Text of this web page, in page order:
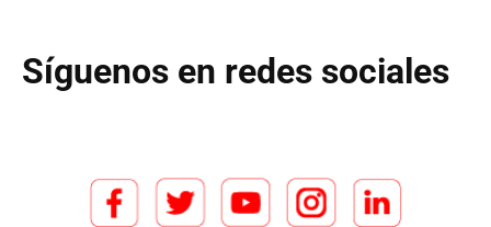
Síguenos en redes sociales